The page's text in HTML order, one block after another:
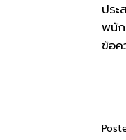
ปร
พนัก
ข้อ